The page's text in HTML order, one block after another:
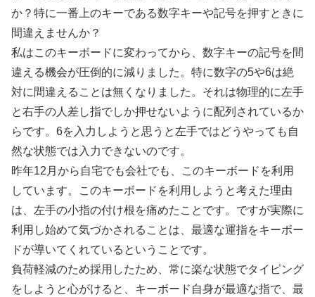
か？特に一番上のキーである数字キーや記号を押すときに
間違えませんか？
私はこのキーボードに変わってから、数字キーの記号を間
違える機会が圧倒的に減りました。特に数字の5や6は絶
対に間違えることは無くなりました。それは物理的に左手
と右手の人差し指でしか押せないように配列されているか
らです。6を入力しようと思うと左手ではどうやっても自
然な状態では入力できないのです。
昨年12月から自宅でも会社でも、このキーボードを利用
しています。このキーボードを利用しようと考えた理由
は、左手の小指の付け根を痛めたことです。ですが実際に
利用し始めて気づかされることは、最適な運指をキーボー
ドが導いてくれているということです。
負荷軽減のため採用したため、常に楽な状態でタイピング
をしようと心がけると、キーボード自身が最適な指で、最